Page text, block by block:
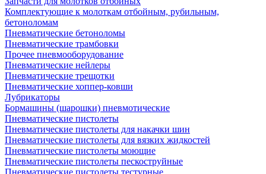
Комплектующие к молоткам отбойным, рубильным,
бетоноломам
Пневматические бетоноломы
Пневматические трамбовки
Прочее пневмооборудование
Пневматические нейлеры
Пневматические трещотки
Пневматические хоппер-ковши
Лубрикаторы
Бормашины (шарошки) пневмотические
Пневматические пистолеты
Пневматические пистолеты для накачки шин
Пневматические пистолеты для вязких жидкостей
Пневматические пистолеты моющие
Пневматические пистолеты пескоструйные
Пневматические пистолеты тестурные